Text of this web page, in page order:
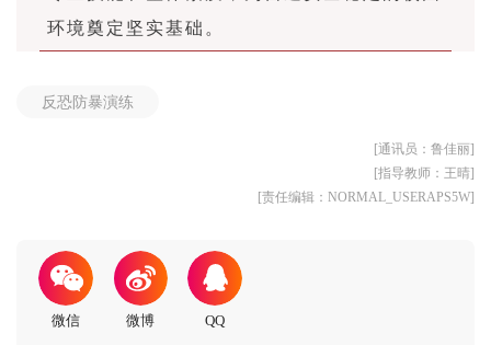
环境奠定坚实基础。
反恐防暴演练
[通讯员：鲁佳丽]
[指导教师：王晴]
[责任编辑：NORMAL_USERAPS5W]